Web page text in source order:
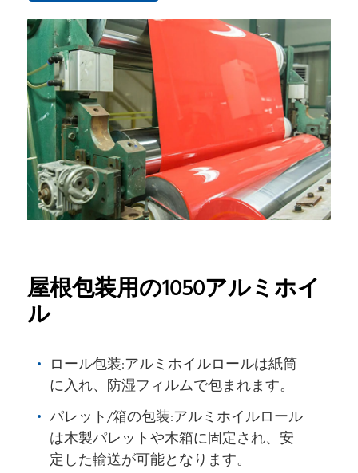
屋根包装用の1050アルミホイ
ル
ロール包装:アルミホイルロールは紙筒
に入れ、防湿フィルムで包まれます。
パレット/箱の包装:アルミホイルロール
は木製パレットや木箱に固定され、安
定した輸送が可能となります。